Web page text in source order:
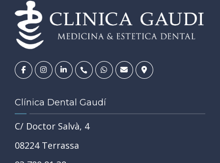
Clínica Dental Gaudí
C/ Doctor Salvà, 4
08224 Terrassa